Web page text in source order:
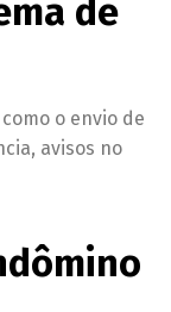
de
o envio de
avisos no